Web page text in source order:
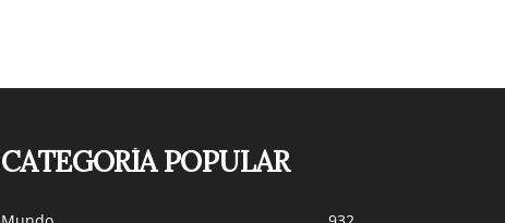
CATEGORÍA POPULAR